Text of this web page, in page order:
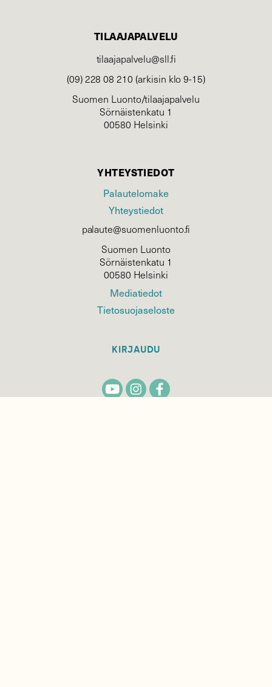
TILAAJAPALVELU
tilaajapalvelu@sll.fi
(09) 228 08 210 (arkisin klo 9-15)
Suomen Luonto/tilaajapalvelu
Sörnäistenkatu 1
00580 Helsinki
YHTEYSTIEDOT
Palautelomake
Yhteystiedot
palaute@suomenluonto.fi
Suomen Luonto
Sörnäistenkatu 1
00580 Helsinki
Mediatiedot
Tietosuojaseloste
KIRJAUDU